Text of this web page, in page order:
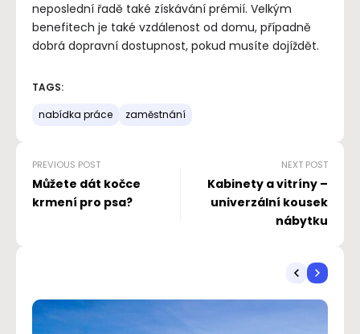
neposlední řadě také získávání prémií. Velkým
benefitech je také vzdálenost od domu, případně
dobrá dopravní dostupnost, pokud musíte dojíždět.
TAGS:
nabídka práce zaměstnání
PREVIOUS POST
Můžete dát kočce
krmení pro psa?
NEXT POST
Kabinety a vitríny –
univerzální kousek
nábytku